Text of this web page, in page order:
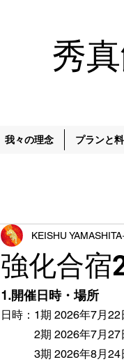
秀
我々の理念 プランと
強化合宿
KEISHU YAMASHITA
1.開催日時・場所
日時：1期 2026年7月22
2期 2026年7月27
3期 2026年8月24